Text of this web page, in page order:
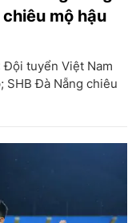
mộ hậu
Đội tuyển Việt Nam
SHB Đà Nẵng chiêu